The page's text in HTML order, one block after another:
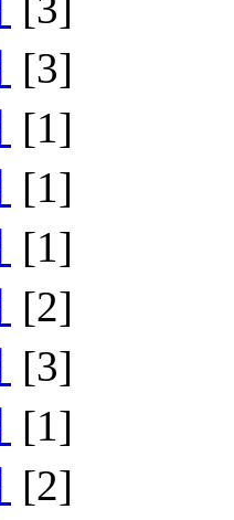
[3]
[1]
[1]
[1]
[2]
[3]
[1]
[2]